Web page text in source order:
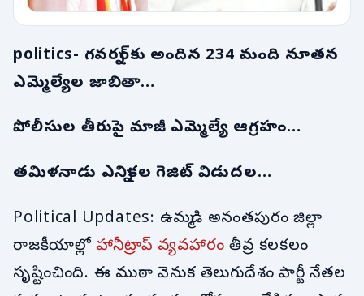
politics- గవర్నర్‌కు అందిన 234 మంది నూతన
ఎమ్మెల్యేల జాబితా…
పోలీసుల తీరుపై మాజీ ఎమ్మెల్యే ఆగ్రహం…
తమిళనాడు ఎన్నికల గెజిట్ విడుదల…
Political Updates: ఉమ్మడి అనంతపురం జిల్లా
రాజకీయాల్లోహానీట్రాప్ వ్యవహారంతీవ్ర కలకలం
సృష్టించింది. ఈ ముఠా వెనుక తెలుగుదేశం పార్టీ నేతల